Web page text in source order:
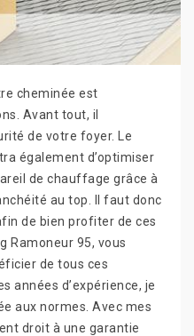
cheminée est
Avant tout, il
de votre foyer. Le
également d’optimiser
de chauffage grâce à
au top. Il faut donc
de bien profiter de ces
Ramoneur 95, vous
de tous ces
années d’expérience, je
aux normes. Avec mes
droit à une garantie